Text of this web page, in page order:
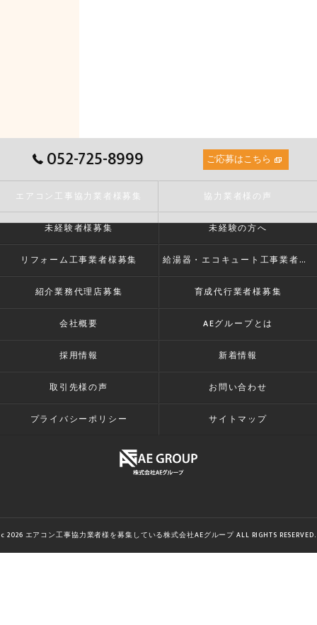
052-725-8999 ご応募はこちら
エアコン工事協力業者様募集 協力業者様の声
未経験者様募集 未経験の方へ
リフォーム工事業者様募集 給湯器・エコキュート工事業者様募集
紹介業務代理店募集 育成代行業者様募集
会社概要 AEグループとは
採用情報 新着情報
取引先様の声 お問い合わせ
プライバシーポリシー サイトマップ
c 2026 エアコン工事協力業者様を募集している株式会社AEグループ ALL RIGHTS RESERVED.